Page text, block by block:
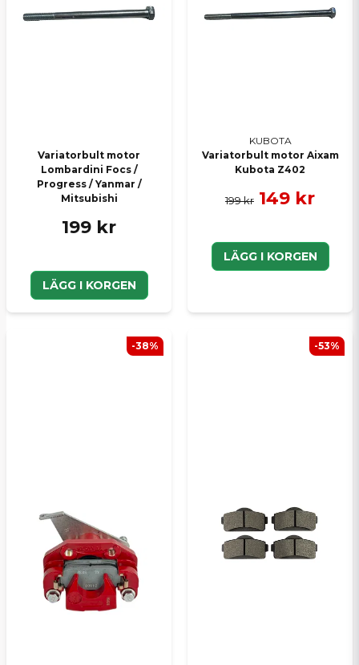
Variatorbult motor
Lombardini Focs /
Progress / Yanmar /
Mitsubishi
199 kr
LÄGG I KORGEN
KUBOTA
Variatorbult motor Aixam
Kubota Z402
199 kr 149 kr
LÄGG I KORGEN
-38% -53%